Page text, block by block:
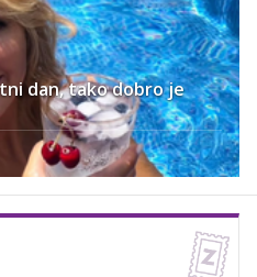
dan, tako dobro je